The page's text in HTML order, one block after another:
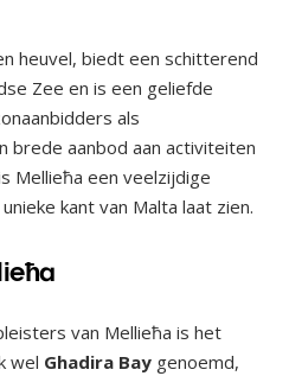
heuvel, biedt een schitterend
Zee en is een geliefde
als
brede aanbod aan activiteiten
Mellieħa een veelzijdige
kant van Malta laat zien.
van Mellieħa is het
wel Ghadira Bay genoemd,